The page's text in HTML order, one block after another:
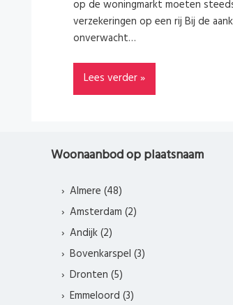
op de woningmarkt moeten
verzekeringen op een rij Bij de
onverwacht…
Lees verder »
Woonaanbod op plaatsnaam
Almere (48)
Amsterdam (2)
Andijk (2)
Bovenkarspel (3)
Dronten (5)
Emmeloord (3)